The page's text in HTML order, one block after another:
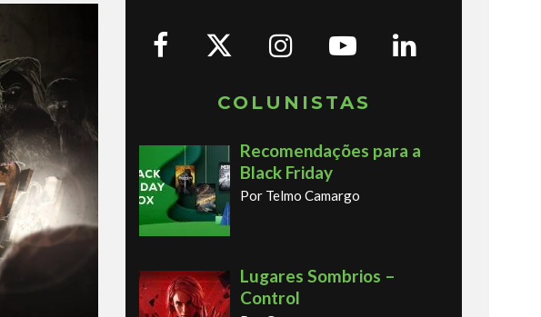
COLUNISTAS
Recomendações para a
Black Friday
Por Telmo Camargo
Lugares Sombrios –
Control